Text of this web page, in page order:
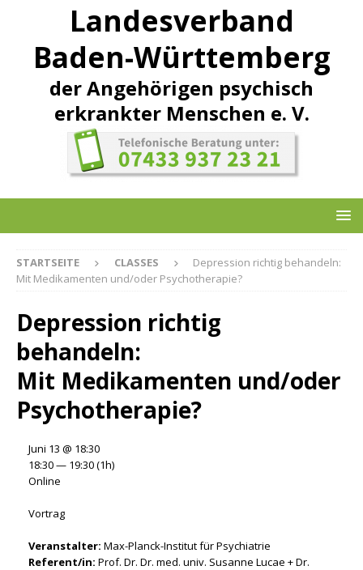
Landesverband
Baden-Württemberg
der Angehörigen psychisch
erkrankter Menschen e. V.
STARTSEITE CLASSES
Depression richtig behandeln:
Mit Medikamenten und/oder Psychotherapie?
Depression richtig
behandeln:
Mit Medikamenten und/oder
Psychotherapie?
Veranstalter: Max-Planck-Institut für Psychiatrie
Referent/in: Prof. Dr. Dr. med. univ. Susanne Lucae + Dr.
Juni 13 @ 18:30
18:30 — 19:30(1h)
Online
Vortrag